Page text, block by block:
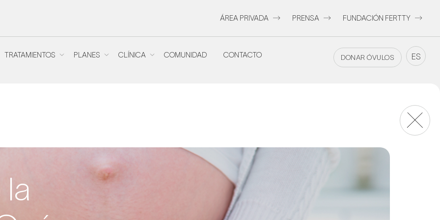
ÁREA PRIVADA PRENSA FUNDACIÓN FERTTY
TRATAMIENTOS PLANES CLÍNICA COMUNIDAD CONTACTO DONAR ÓVULOS ES